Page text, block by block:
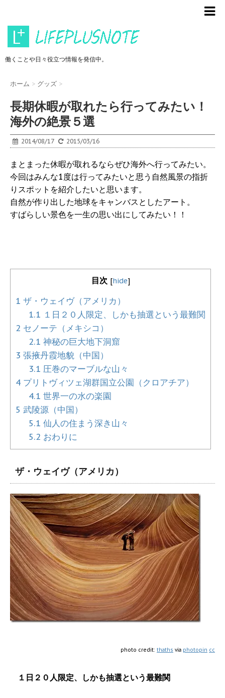
働くことや日々役立つ情報を発信中。
ホーム > グッズ >
長期休暇が取れたら行ってみたい！
海外の絶景５選
2014/08/17 2015/03/16
まとまった休暇が取れるならぜひ海外へ行ってみたい。
今回はみんな1度は行ってみたいと思う自然風景の指折
りスポットを紹介したいと思います。
自然が作り出した地球をキャンバスとしたアート。
すばらしい景色を一生の思い出にしてみたい！！
目次 [hide]
1 ザ・ウェイヴ（アメリカ）
1.1 １日２０人限定、しかも抽選という最難関
2 セノーテ（メキシコ）
2.1 神秘の巨大地下洞窟
3 張掖丹霞地貌（中国）
3.1 圧巻のマーブルな山々
4 プリトヴィツェ湖群国立公園（クロアチア）
4.1 世界一の水の楽園
5 武陵源（中国）
5.1 仙人の住まう深き山々
5.2 おわりに
ザ・ウェイヴ（アメリカ）
photo credit: thaths via photopin cc
１日２０人限定、しかも抽選という最難関